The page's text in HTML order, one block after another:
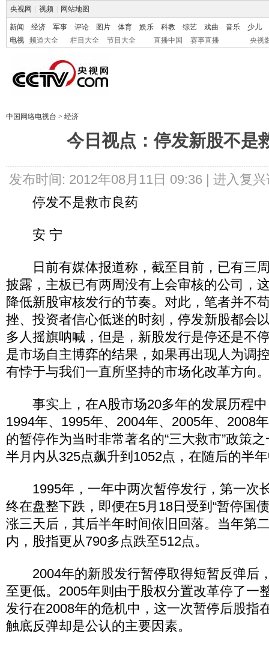
央视网 视频 网站地图
新闻 经济 军事 评论 图片 体育 娱乐 科教 综艺 戏曲 音乐
少儿
电视
频道大全 栏目大全 节目大全 直播中国 赛事直播 央视
中国网络电视台 > 经济
今日视点：停发新股不是
发布时间: 2012年08月11日 09:36 | 进入复兴
停发不是救市良药
安 宁
日前有媒体报道称，截至目前，已有三
披露，主板已有两周没有上会审核的公司，
降低新股审核发行的节奏。对此，笔者并不
挫、投资者信心低迷的时刻，停发新股都会
多人摇旗呐喊，但是，新股发行是停还是不
是市场自主博弈的结果，如果再出现人为调
有悖于与我们一直所坚持的市场化改革方向
事实上，在A股市场20多年的发展历程中
1994年、1995年、2004年、2005年、2008
的暂停作为当时非常著名的“三大救市”政策
半月内从325点飙升到1052点，在随后的半
1995年，一年中两次暂停发行，第一次
终在盘整下跌，即便在5月18日受到“暂停国
涨三天后，其后半年时间依旧回落。当年第
内，股指更从790多点跌至512点。
2004年的新股发行暂停取得短暂反弹后
至更低。2005年则由于股权分置改革停了一
发行在2008年的危机中，这一次暂停后股指
触底反弹却是公认的主要因素。